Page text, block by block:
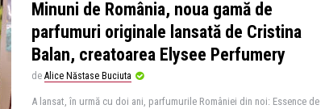
Minuni de România, noua gamă de
parfumuri originale lansată de Cristina
Balan, creatoarea Elysee Perfumery
de Alice Năstase Buciuta
A lansat, în urmă cu doi ani, parfumurile României din noi: Essence de